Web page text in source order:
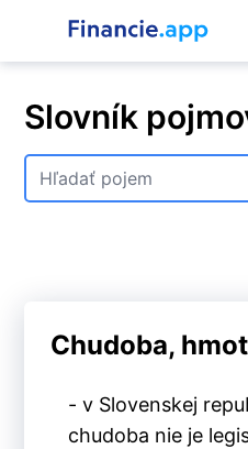
Slovník
Chudoba,
- v Slovenskej
chudoba nie je